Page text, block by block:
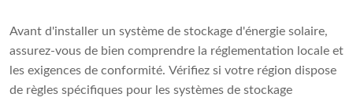
Avant d'installer un système de stockage d'énergie solaire,
assurez-vous de bien comprendre la réglementation locale et
les exigences de conformité. Vérifiez si votre région dispose
de règles spécifiques pour les systèmes de stockage